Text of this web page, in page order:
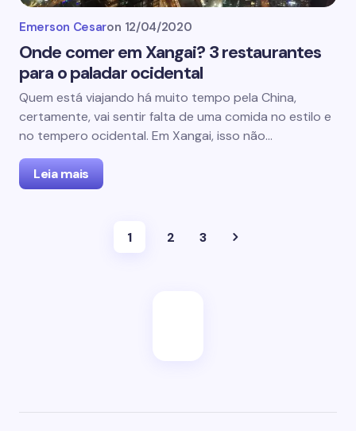
Emerson Cesaron 12/04/2020
Onde comer em Xangai? 3 restaurantes
para o paladar ocidental
Quem está viajando há muito tempo pela China,
certamente, vai sentir falta de uma comida no estilo e
no tempero ocidental. Em Xangai, isso não…
Leia mais
1 2 3